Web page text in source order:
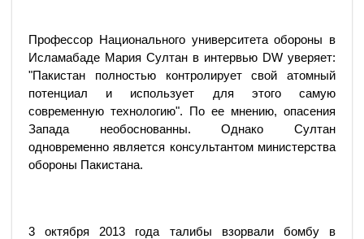
Профессор Национального университета обороны в
Исламабаде Мария Султан в интервью DW уверяет:
"Пакистан полностью контролирует свой атомный
потенциал и использует для этого самую
современную технологию". По ее мнению, опасения
Запада необоснованны. Однако Султан
одновременно является консультантом министерства
обороны Пакистана.
3 октября 2013 года талибы взорвали бомбу в